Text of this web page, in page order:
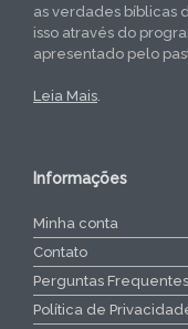
as verdades bíblicas
isso através do
apresentado pelo
Leia Mais.
Informações
Minha conta
Contato
Perguntas Frequentes
Política de